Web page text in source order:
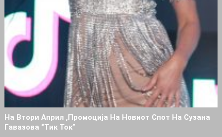
На Втори Април ,промоција На Новиот Спот На Сузана
Гавазова “Тик Ток”